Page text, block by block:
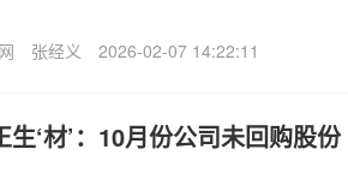
张经义 2026-02-07 14:22:11
生‘材’：10月份公司未回购股份